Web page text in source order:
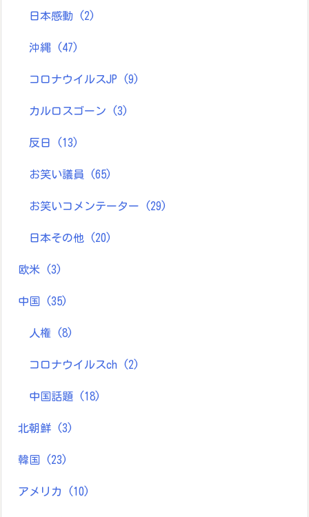
日本感動 (2)
沖縄 (47)
コロナウイルスJP (9)
カルロスゴーン (3)
反日 (13)
お笑い議員 (65)
お笑いコメンテーター (29)
日本その他 (20)
欧米 (3)
中国 (35)
人権 (8)
コロナウイルスch (2)
中国話題 (18)
北朝鮮 (3)
韓国 (23)
アメリカ (10)